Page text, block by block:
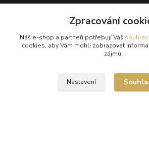
Obchodní podmínky
Ochrana osobních údajů
Kontakty
Reklamační řád
Zpracování
Náš e-shop a partneři potřebují Váš souhlas
cookies, aby Vám mohli zobrazovat
zájmů.
Nastavení